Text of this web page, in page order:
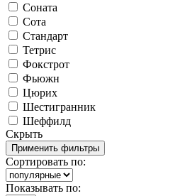
Соната
Сота
Стандарт
Тетрис
Фокстрот
Фьюжн
Цюрих
Шестигранник
Шеффилд
Скрыть
Сортировать по:
Показывать по: